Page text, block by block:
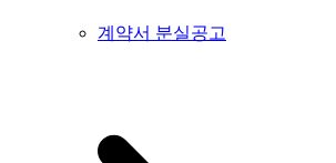
계약서 분실공고